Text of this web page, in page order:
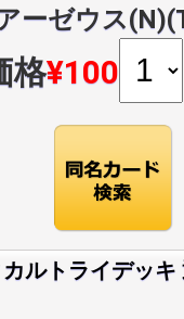
ーゼウス
格¥100
ルトライデッ